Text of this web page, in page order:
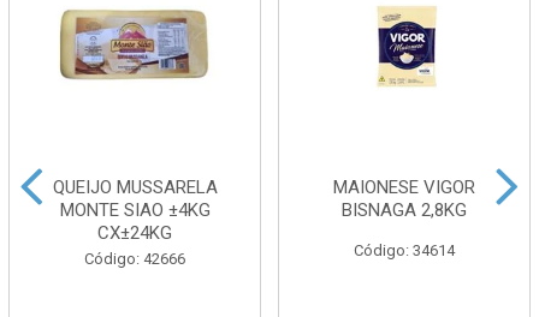
QUEIJO MUSSARELA
MONTE SIAO ±4KG
CX±24KG
Código: 42666
MAIONESE VIGOR
BISNAGA 2,8KG
Código: 34614